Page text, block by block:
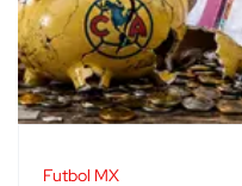
Futbol MX